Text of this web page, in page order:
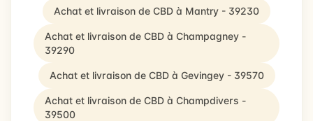
Achat et livraison de CBD à Mantry - 39230
Achat et livraison de CBD à Champagney -
39290
Achat et livraison de CBD à Gevingey - 39570
Achat et livraison de CBD à Champdivers -
39500